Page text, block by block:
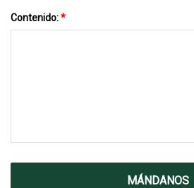
Contenido:*
MÁNDANOS